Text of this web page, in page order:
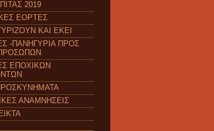
έως ΠΑΡΑΣΚΕΥΗ και από ώρα 09:00 π.μ. έως 04:00
2019
ΕΟΡΤΕΣ
ΚΑΙ ΕΚΕΙ
-ΠΑΝΗΓΥΡΙΑ ΠΡΟΣ
ΠΡΟΣΩΠΩΝ
ΕΠΟΧΙΚΩΝ
ΑΝΑΜΝΗΣΕΙΣ